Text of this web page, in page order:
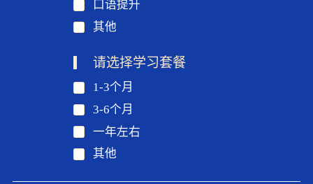
口语提升
其他
请选择学习套餐
1-3个月
3-6个月
一年左右
其他